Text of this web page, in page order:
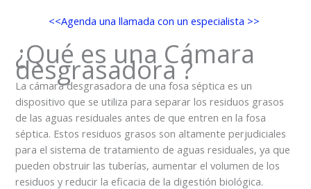
<<Agenda una llamada con un especialista >>
¿Qué es una Cámara
desgrasadora ?
La cámara desgrasadora de una fosa séptica es un
dispositivo que se utiliza para separar los residuos grasos
de las aguas residuales antes de que entren en la fosa
séptica. Estos residuos grasos son altamente perjudiciales
para el sistema de tratamiento de aguas residuales, ya que
pueden obstruir las tuberías, aumentar el volumen de los
residuos y reducir la eficacia de la digestión biológica.